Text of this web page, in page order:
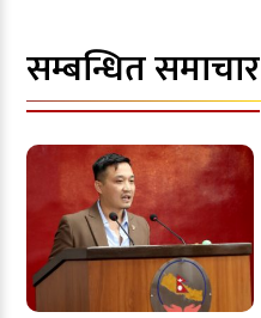
सम्बन्धित समाचार